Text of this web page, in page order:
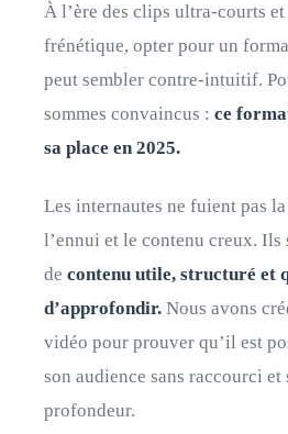
À l’ère des clips ultra-courts
frénétique, opter pour un
peut sembler contre-intuitif.
sommes convaincus : ce
sa place en 2025.
Les internautes ne fuient pas
l’ennui et le contenu creux. Ils
de contenu utile, structuré et
d’approfondir. Nous avons
vidéo pour prouver qu’il est
son audience sans raccourci
profondeur.